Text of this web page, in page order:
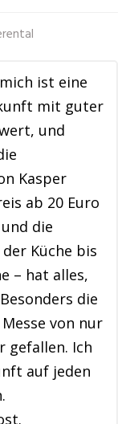
ist eine
mit guter
und
Kasper
ab 20 Euro
die
Küche bis
– hat alles,
die
von nur
gefallen. Ich
auf jeden